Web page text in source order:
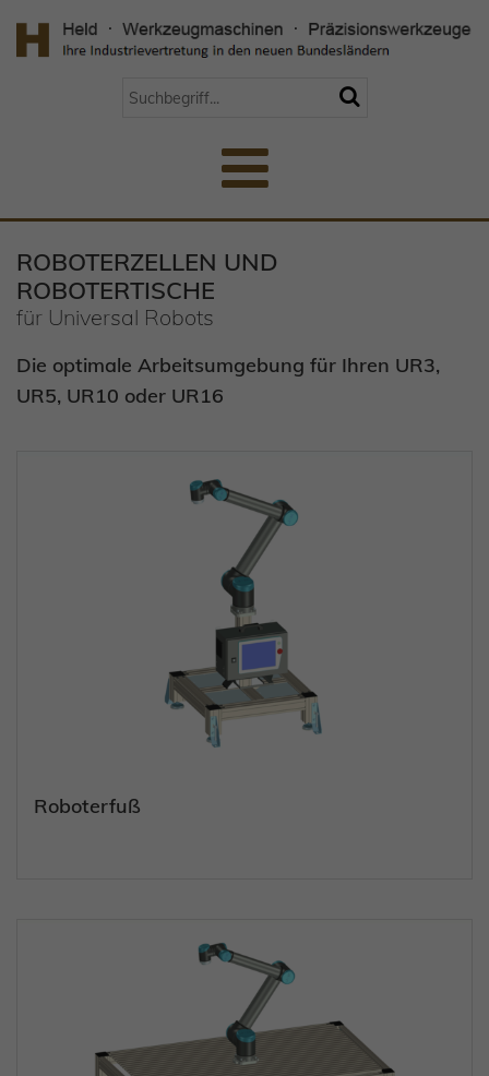
ROBOTERZELLEN UND
ROBOTERTISCHE
für Universal Robots
Die optimale Arbeitsumgebung für Ihren UR3,
UR5, UR10 oder UR16
Roboterfuß